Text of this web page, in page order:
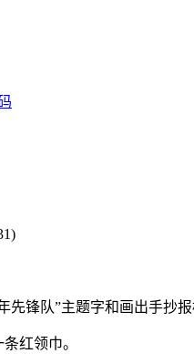
先锋队”主题字和画出手抄
红领巾。